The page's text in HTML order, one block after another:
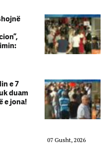
e 7
duam
e jona!
07 Gusht, 2026